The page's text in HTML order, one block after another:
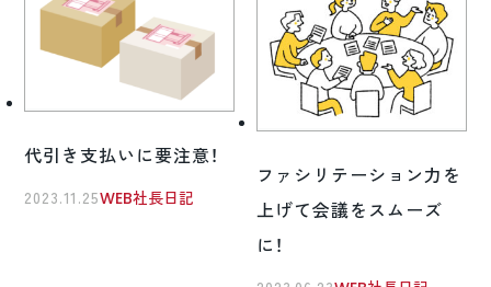
代引き支払いに要注意！
2023.11.25WEB社長日記
ファシリテーション力を
上げて会議をスムーズ
に！